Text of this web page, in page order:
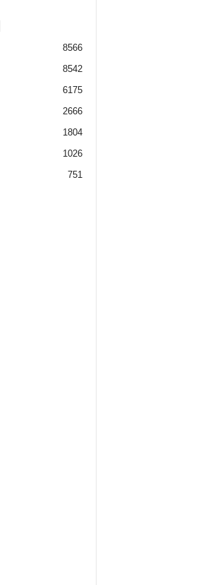
8566
8542
6175
2666
1804
1026
751